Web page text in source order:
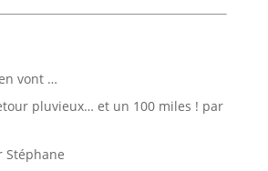
vont …
pluvieux… et un 100 miles ! par
Stéphane